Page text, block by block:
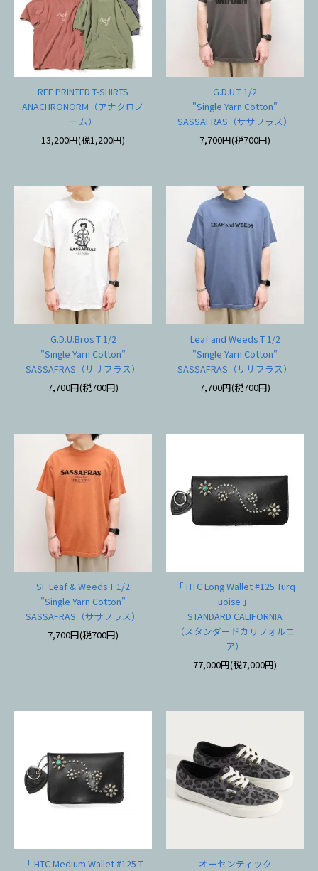
REF PRINTED T-SHIRTS
ANACHRONORM（アナクロノ
ーム）
13,200円(税1,200円)
G.D.U.T 1/2
"Single Yarn Cotton"
SASSAFRAS（ササフラス）
7,700円(税700円)
G.D.U.Bros T 1/2
"Single Yarn Cotton"
SASSAFRAS（ササフラス）
7,700円(税700円)
Leaf and Weeds T 1/2
"Single Yarn Cotton"
SASSAFRAS（ササフラス）
7,700円(税700円)
SF Leaf & Weeds T 1/2
"Single Yarn Cotton"
SASSAFRAS（ササフラス）
7,700円(税700円)
「 HTC Long Wallet #125 Turq
uoise 」
STANDARD CALIFORNIA
（スタンダードカリフォルニ
ア）
77,000円(税7,000円)
「 HTC Medium Wallet #125 T
オーセンティック